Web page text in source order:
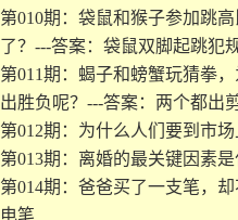
第010期：袋鼠和猴子参加跳
了？---答案：袋鼠双脚起跳犯
第011期：蝎子和螃蟹玩猜拳
出胜负呢？---答案：两个都出
第012期：为什么人们要到市
第013期：离婚的最关键因素
第014期：爸爸买了一支笔，
电笔